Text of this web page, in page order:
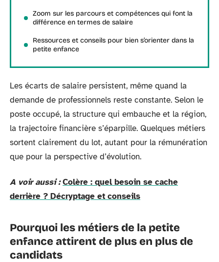
Zoom sur les parcours et compétences qui font la
différence en termes de salaire
Ressources et conseils pour bien s’orienter dans la
petite enfance
Les écarts de salaire persistent, même quand la
demande de professionnels reste constante. Selon le
poste occupé, la structure qui embauche et la région,
la trajectoire financière s’éparpille. Quelques métiers
sortent clairement du lot, autant pour la rémunération
que pour la perspective d’évolution.
A voir aussi : Colère : quel besoin se cache
derrière ? Décryptage et conseils
Pourquoi les métiers de la petite
enfance attirent de plus en plus de
candidats